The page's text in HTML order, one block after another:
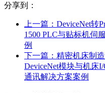
分享到：
上一篇： DeviceNet转
1500 PLC与贴标机伺
例
下一篇： 精密机床制
DeviceNet模块与机床
通讯解决方案案例